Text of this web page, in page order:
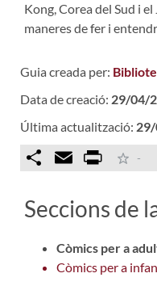
Kong, Corea del Sud i
maneres de fer i
Guia creada per:
Data de creació: 29/04/
Última actualització:
Comparteix
Email Print -
Seccions de
Còmics per a
Còmics per a